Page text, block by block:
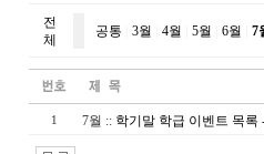
전
체
공통 3월 4월 5월 6월 7
1 7월 :: 학기말 학급 이벤트 목록